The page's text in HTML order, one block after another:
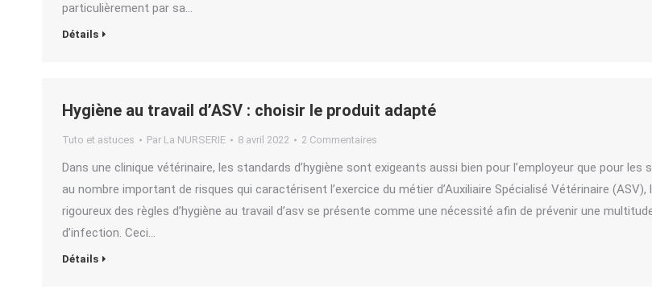
particulièrement par sa…
Détails
Hygiène au travail d’ASV : choisir le produit adapté
Tuto et astuces Par La NURSERIE 8 avril 2022 2 Commentaires
Dans une clinique vétérinaire, les standards d’hygiène sont exigeants aussi bien pour l’employeur que pour les
au nombre important de risques qui caractérisent l’exercice du métier d’Auxiliaire Spécialisé Vétérinaire (ASV),
rigoureux des règles d’hygiène au travail d’asv se présente comme une nécessité afin de prévenir une
d’infection. Ceci…
Détails